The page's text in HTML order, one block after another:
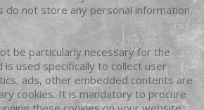
do not store any personal information.
be particularly necessary for the
used specifically to collect user
ads, other embedded contents are
cookies. It is mandatory to procure